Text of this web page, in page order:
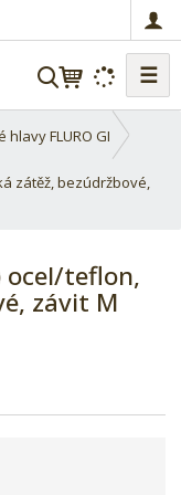
V
h
e
t
☰
hlavy FLURO GI
zátěž, bezúdržbové,
ocel/teflon,
závit M